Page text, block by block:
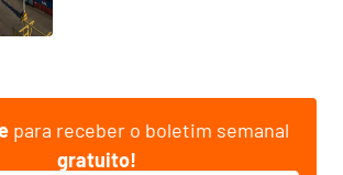
para receber o boletim semanal
gratuito!